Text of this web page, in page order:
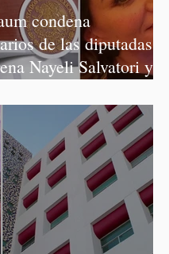
condena
de las diputadas
Nayeli Salvatori y